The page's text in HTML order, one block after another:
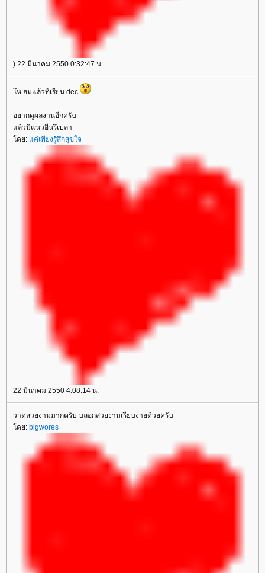
) 22 มีนาคม 2550 0:32:47 น.
ห สมแล้วที่เรียน dec
อยากดูผลงานอีกครับ
ล้วมีแนวอื่นรึเปล่า
ดย: ค่เพียงรู้สึกสุขใจ
22 มีนาคม 2550 4:08:14 น.
วาดสวยงามมากครับ บลอกสวยงามเรียบง่ายด้วยครับ
ดย: bigwores